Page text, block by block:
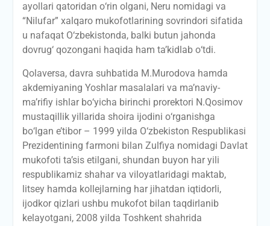
ayollari qatoridan о‘rin olgani, Neru nomidagi va
“Nilufar” xalqaro mukofotlarining sovrindori sifatida
u nafaqat О‘zbekistonda, balki butun jahonda
dovrug‘ qozongani haqida ham ta’kidlab о‘tdi.
Qolaversa, davra suhbatida M.Murodova hamda
akdemiyaning Yoshlar masalalari va ma’naviy-
ma’rifiy ishlar bо‘yicha birinchi prorektori N.Qosimov
mustaqillik yillarida shoira ijodini о‘rganishga
bо‘lgan e’tibor – 1999 yilda О‘zbekiston Respublikasi
Prezidentining farmoni bilan Zulfiya nomidagi Davlat
mukofoti ta’sis etilgani, shundan buyon har yili
respublikamiz shahar va viloyatlaridagi maktab,
litsey hamda kollejlarning har jihatdan iqtidorli,
ijodkor qizlari ushbu mukofot bilan taqdirlanib
kelayotgani, 2008 yilda Toshkent shahrida